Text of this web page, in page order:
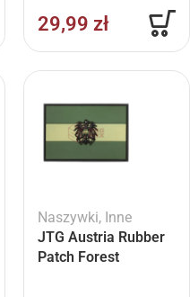
29,99zł
Naszywki, Inne
JTG Austria Rubber
Patch Forest